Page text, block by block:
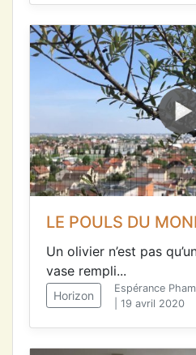
LE POULS DU
Un olivier n’est pas
vase rempli...
Horizon
Espérance
| 19 avril 2020